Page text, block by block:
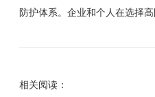
防护体系。企业和个人在选择
相关阅读：